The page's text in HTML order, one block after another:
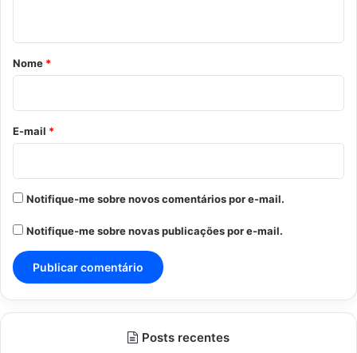
r
o
*
Nome *
E-mail *
Notifique-me sobre novos comentários por e-mail.
Notifique-me sobre novas publicações por e-mail.
Posts recentes